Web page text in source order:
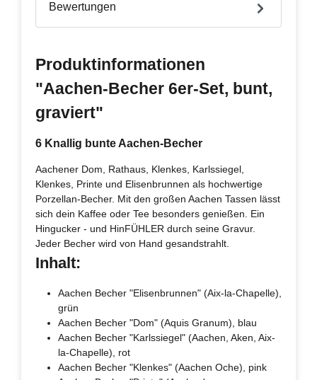
Bewertungen
Produktinformationen
"Aachen-Becher 6er-Set, bunt,
graviert"
6 Knallig bunte Aachen-Becher
Aachener Dom, Rathaus, Klenkes, Karlssiegel,
Klenkes, Printe und Elisenbrunnen als hochwertige
Porzellan-Becher. Mit den großen Aachen Tassen lässt
sich dein Kaffee oder Tee besonders genießen. Ein
Hingucker - und HinFÜHLER durch seine Gravur.
Jeder Becher wird von Hand gesandstrahlt.
Inhalt:
Aachen Becher "Elisenbrunnen" (Aix-la-Chapelle),
grün
Aachen Becher "Dom" (Aquis Granum), blau
Aachen Becher "Karlssiegel" (Aachen, Aken, Aix-
la-Chapelle), rot
Aachen Becher "Klenkes" (Aachen Oche), pink